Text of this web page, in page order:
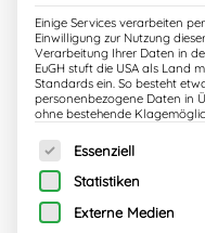
4. Dezember 2019
Einige Services verarbeiten
Einwilligung zur Nutzung
Verarbeitung Ihrer Daten in
EuGH stuft die USA als Land
Standards ein. So besteht
personenbezogene Daten in
ohne bestehende
Es folgt eine Liste
Essenziell
Statistiken
Externe Medien